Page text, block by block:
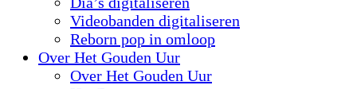
Videobanden digitaliseren
Reborn pop in omloop
Over Het Gouden Uur
Over Het Gouden Uur